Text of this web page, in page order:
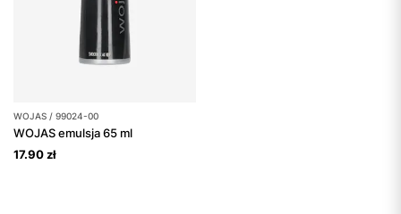
WOJAS / 99024-00
WOJAS emulsja 65 ml
17.90 zł